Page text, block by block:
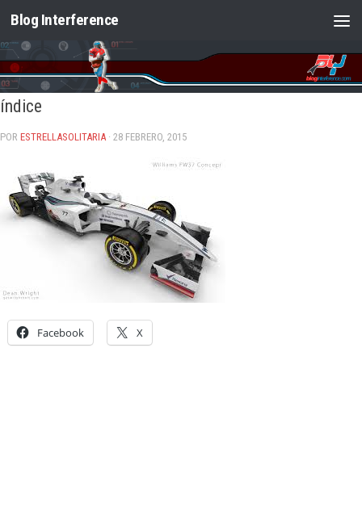
Saltar al contenido
Blog Interference
índice
POR ESTRELLASOLITARIA · 28 FEBRERO, 2015
Facebook X